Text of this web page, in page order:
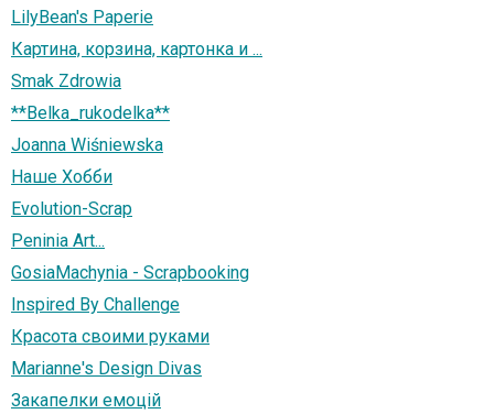
LilyBean's Paperie
Картина, корзина, картонка и ...
Smak Zdrowia
**Belka_rukodelka**
Joanna Wiśniewska
Наше Хобби
Evolution-Scrap
Peninia Art...
GosiaMachynia - Scrapbooking
Inspired By Challenge
Красота своими руками
Marianne's Design Divas
Закапелки емоцій